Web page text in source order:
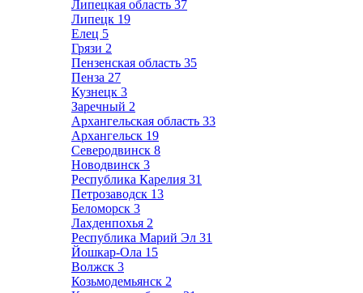
Липецкая область 37
Липецк 19
Елец 5
Грязи 2
Пензенская область 35
Пенза 27
Кузнецк 3
Заречный 2
Архангельская область 33
Архангельск 19
Северодвинск 8
Новодвинск 3
Республика Карелия 31
Петрозаводск 13
Беломорск 3
Лахденпохья 2
Республика Марий Эл 31
Йошкар-Ола 15
Волжск 3
Козьмодемьянск 2